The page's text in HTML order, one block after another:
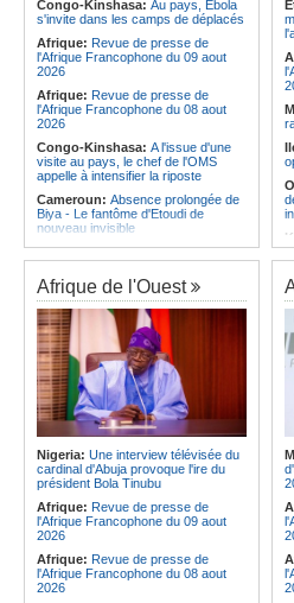
« La finale de 2022, on l'utilise
comme une expérience pour aller de
l'avant »
Afrique:
Les statistiques clés avant
d'Ivoire et l'Algérie
Congo-Kinshasa: Au pays, Ebola
s'invite dans les camps de déplacés
Afrique: Revue de presse de
l'Afrique Francophone du 09 aout
2026
Afrique: Revue de presse de
l'Afrique Francophone du 08 aout
2026
Congo-Kinshasa: A l'issue d'une
visite au pays, le chef de l'OMS
appelle à intensifier la riposte
Cameroun: Absence prolongée de
Biya - Le fantôme d'Etoudi de
nouveau invisible
Angola:Le pays criminalise la
diffusion de fausses informations
sur Internet
Congo-Brazzaville:Concours de
musique 'Talents +' - La liste des
participants publiée
Congo-Brazzaville:Coupe du
Congo de football - JST, Inter, Cara
et V Club qualifiés pour les demi-
finales
Congo-Brazzaville:Lutte contre la
corruption - Les parlementaires
sensibilisés
Congo-Brazzaville:Santé publique
- Ollombo réceptionne son hôpital de
référence
Afrique de l'Ouest
Nigeria: Une interview télévisée du
cardinal d'Abuja provoque l'ire du
président Bola Tinubu
Afrique: Revue de presse de
l'Afrique Francophone du 09 aout
2026
Afrique: Revue de presse de
l'Afrique Francophone du 08 aout
2026